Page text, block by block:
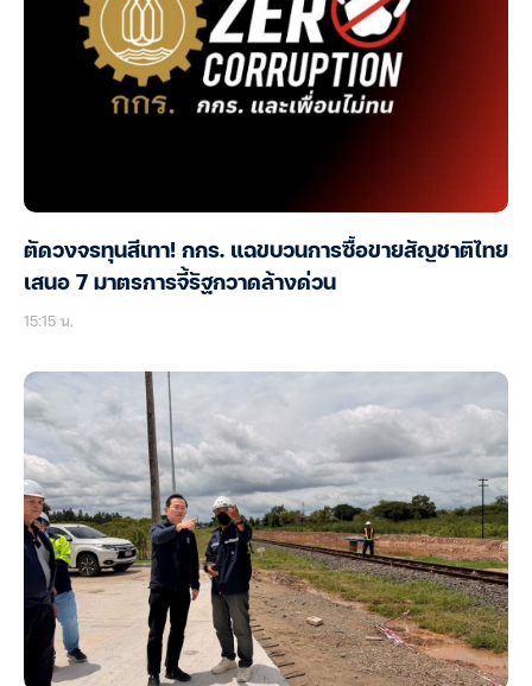
ตัดวงจรทุนสีเทา! กกร. แฉขบวนการซื้อขายสัญชาติไทย
เสนอ 7 มาตรการจี้รัฐกวาดล้างด่วน
15:15 น.